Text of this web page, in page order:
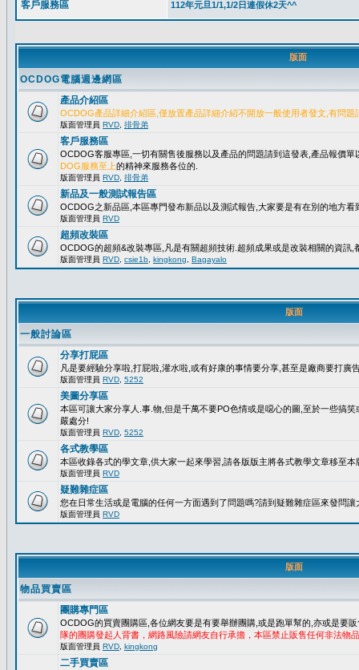
版面
OCDOG電腦週邊網區
產品介紹區
OCDOG產品詳細介紹區,僅放置產品詳細介紹不開放一般使用者發文,有問題
版面管理員 RVD 排骨弟
客戶服務區
OCDOG客服專區,一切有關售後服務以及產品的問題請到這發表,產品報價
DOG服務至上的精神來服務各位的.
版面管理員 RVD 排骨弟
新品及一般測試報告區
OCDOG之新品區,本區專門發布新品以及測試報告,大家要是有在別的地方看
版面管理員 RVD
超頻改裝區
OCDOG的超頻&改裝專區,凡是有關超頻技術.超頻成果或是改裝相關的資訊,
版面管理員 RVD csie1b kingkong Bagayalo
版面
一般討論區
分享打屁區
凡是要經驗分享啦,打屁啦,灌水啦,或有好康的事情要分享,甚至是廠商要打廣
版面管理員 RVD 5252
美圖分享區
本區可讓大家分享人.事.物,但是千萬不要PO色情或是噁心的圖,至於一些搞
嚴處分!
版面管理員 RVD 5252
各式教學區
本區收錄各式的學文章,供大家一起來學習,請各版版主將各式教學文章移至本
版面管理員 RVD
疑難雜症區
您在日常生活或是電腦的任何一方面遇到了問題嗎?請到疑難雜症區來發問讓
版面管理員 RVD
版面
物品買賣區
團購專門區
OCDOG的買賣團購區,各位網友要是有要舉辦團購,或是跑單幫的,亦或是要
隊的團購發起人背書，網路風險請網友自行承擔，本區禁止販售任何非法物
版面管理員 RVD kingkong
二手買賣區